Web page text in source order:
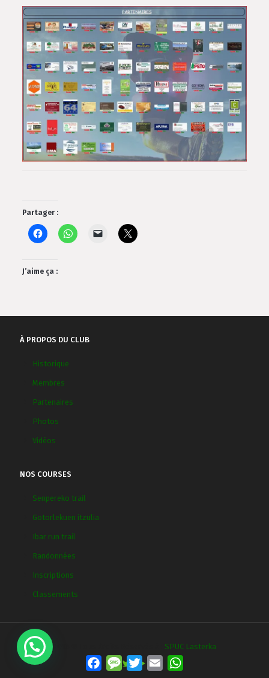
Partager :
J’aime ça :
À PROPOS DU CLUB
Historique
Membres
Partenaires
Photos
Vidéos
NOS COURSES
Senpereko trail
Gotorlekuen itzulia
Ibar run trail
Randonnées
Inscriptions
Classements
SPUC Lasterka
FacebookMessageTwitter Email